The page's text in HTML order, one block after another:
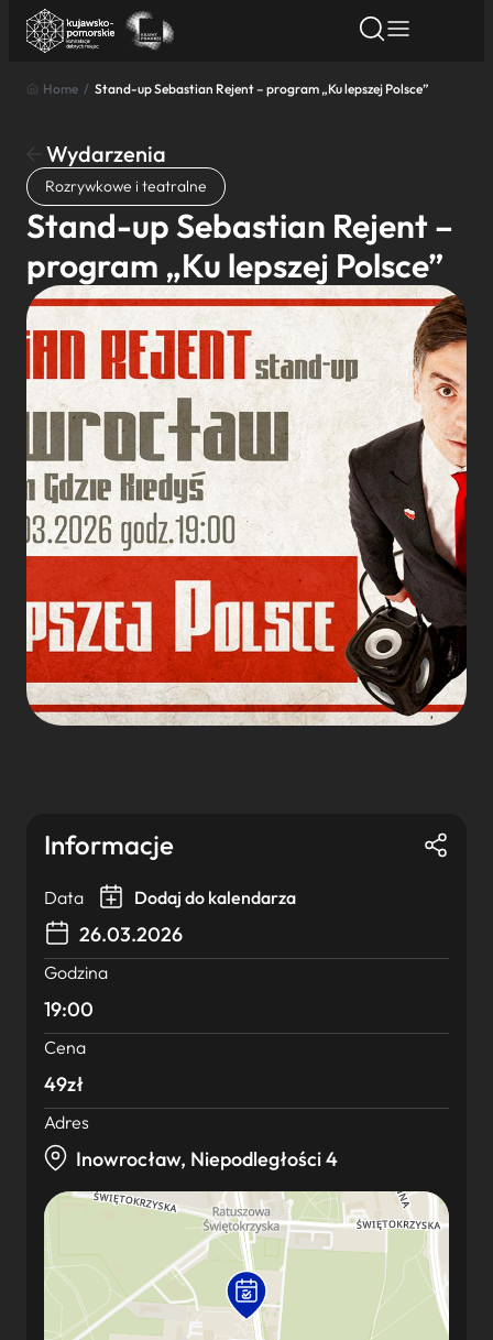
Znajdź atrakcję
Nazwa atrakcji
Miasto
Wyszukaj
Home / Stand-up Sebastian Rejent – program „Ku lepszej Polsce”
Wydarzenia
Rozrywkowe i teatralne
Stand-up Sebastian Rejent –
program „Ku lepszej Polsce”
Informacje
Data Dodaj do kalendarza
26.03.2026
Godzina
19:00
Cena
49zł
Adres
Inowrocław, Niepodległości 4